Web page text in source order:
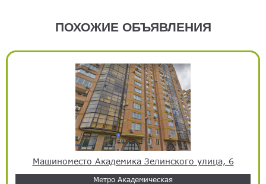
ПОХОЖИЕ ОБЪЯВЛЕНИЯ
Машиноместо Академика Зелинского улица, 6
Метро Академическая